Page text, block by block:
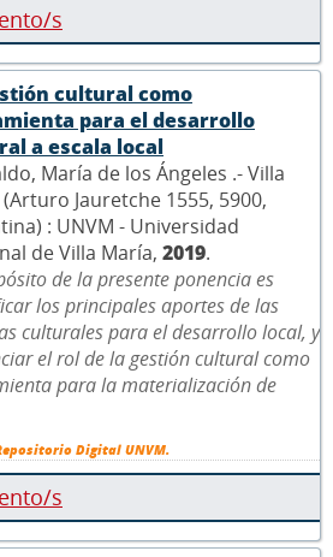
s
cultural como
para el desarrollo
a escala local
María de los Ángeles .- Villa
Jauretche 1555, 5900,
: UNVM - Universidad
de Villa María, 2019.
de la presente ponencia es
los principales aportes de las
culturales para el desarrollo local, y
el rol de la gestión cultural como
para la materialización de
Digital UNVM.
s